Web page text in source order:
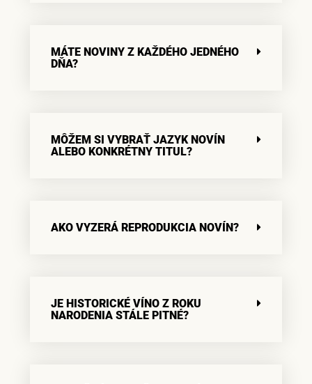
MÁTE NOVINY Z KAŽDÉHO JEDNÉHO
DŇA?
MÔŽEM SI VYBRAŤ JAZYK NOVÍN
ALEBO KONKRÉTNY TITUL?
AKO VYZERÁ REPRODUKCIA NOVÍN?
JE HISTORICKÉ VÍNO Z ROKU
NARODENIA STÁLE PITNÉ?